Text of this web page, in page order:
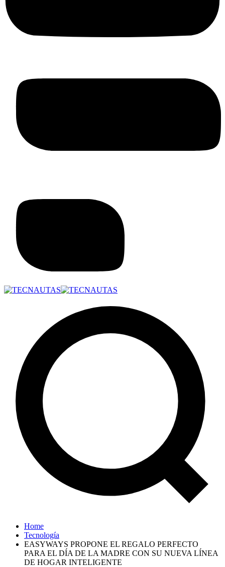
Home
Tecnología
EASYWAYS PROPONE EL REGALO PERFECTO
PARA EL DÍA DE LA MADRE CON SU NUEVA LÍNEA
DE HOGAR INTELIGENTE